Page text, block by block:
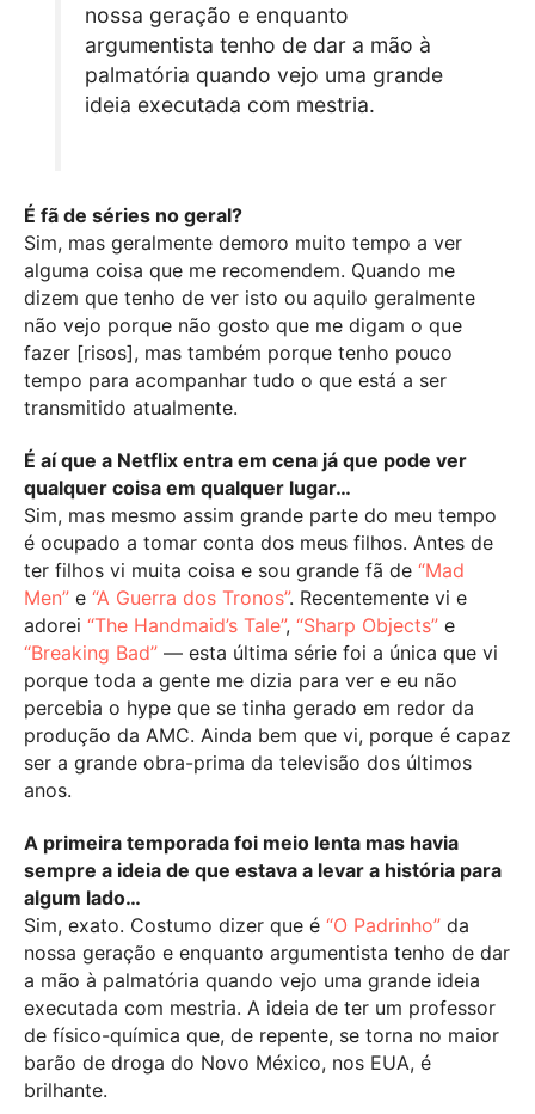
nossa geração e enquanto
argumentista tenho de dar a mão à
palmatória quando vejo uma grande
ideia executada com mestria.
É fã de séries no geral?
Sim, mas geralmente demoro muito tempo a ver
alguma coisa que me recomendem. Quando me
dizem que tenho de ver isto ou aquilo geralmente
não vejo porque não gosto que me digam o que
fazer [risos], mas também porque tenho pouco
tempo para acompanhar tudo o que está a ser
transmitido atualmente.
É aí que a Netflix entra em cena já que pode ver
qualquer coisa em qualquer lugar…
Sim, mas mesmo assim grande parte do meu tempo
é ocupado a tomar conta dos meus filhos. Antes de
ter filhos vi muita coisa e sou grande fã de “Mad
Men” e “A Guerra dos Tronos”. Recentemente vi e
adorei “The Handmaid’s Tale”, “Sharp Objects” e
“Breaking Bad” — esta última série foi a única que vi
porque toda a gente me dizia para ver e eu não
percebia o hype que se tinha gerado em redor da
produção da AMC. Ainda bem que vi, porque é capaz
ser a grande obra-prima da televisão dos últimos
anos.
A primeira temporada foi meio lenta mas havia
sempre a ideia de que estava a levar a história para
algum lado…
Sim, exato. Costumo dizer que é “O Padrinho” da
nossa geração e enquanto argumentista tenho de dar
a mão à palmatória quando vejo uma grande ideia
executada com mestria. A ideia de ter um professor
de físico-química que, de repente, se torna no maior
barão de droga do Novo México, nos EUA, é
brilhante.